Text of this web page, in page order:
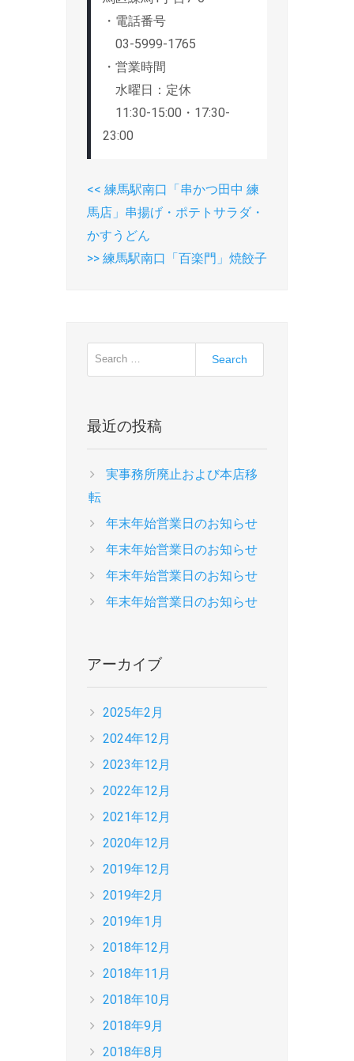
・電話番号
03-5999-1765
・営業時間
水曜日：定休
11:30-15:00・17:30-
23:00
投
稿
ナ
シ
ン
<< P
r
e
v
p
s
練馬駅南口「串かつ田中 練
馬店」串揚げ・ポテトサラダ・
かすうどん
>> N
o
t
練馬駅南口「百楽門」焼餃子
最近の投稿
実事務所廃止および本店移
転
年末年始営業日のお知らせ
年末年始営業日のお知らせ
年末年始営業日のお知らせ
年末年始営業日のお知らせ
アーカイブ
2025年2月
2024年12月
2023年12月
2022年12月
2021年12月
2020年12月
2019年12月
2019年2月
2019年1月
2018年12月
2018年11月
2018年10月
2018年9月
2018年8月